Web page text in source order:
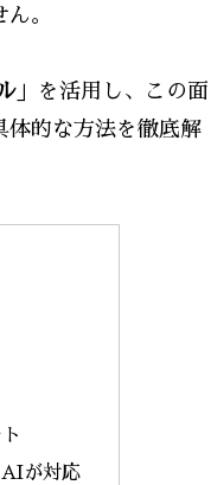
。
」を活用し、この面
体的な方法を徹底解
が対応